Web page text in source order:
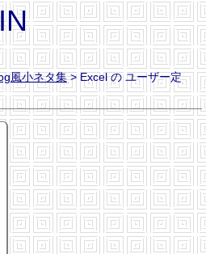
風小ネタ集> Excel の ユーザー定